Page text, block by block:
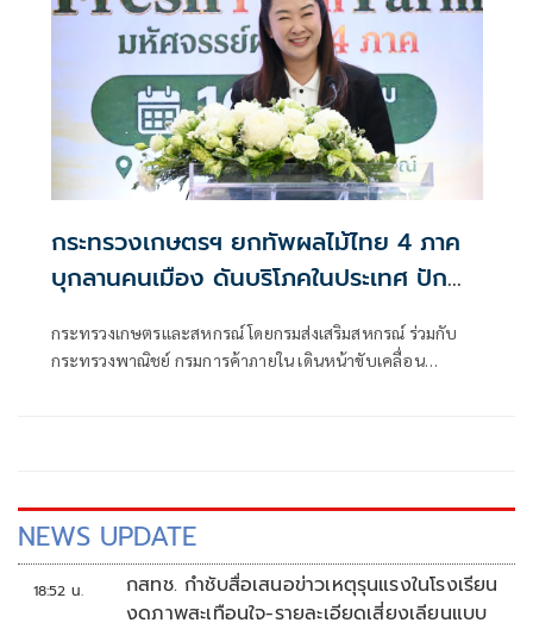
กระทรวงเกษตรฯ ยกทัพผลไม้ไทย 4 ภาค
บุกลานคนเมือง ดันบริโภคในประเทศ ปัก
กระทรวงเกษตรและสหกรณ์ โดยกรมส่งเสริมสหกรณ์ ร่วมกับ
กระทรวงพาณิชย์ กรมการค้าภายใน เดินหน้าขับเคลื่อน
NEWS UPDATE
18:52 น.
กสทช. กำชับสื่อเสนอข่าวเหตุรุนแรงในโรงเรียน
งดภาพสะเทือนใจ-รายละเอียดเสี่ยงเลียนแบบ